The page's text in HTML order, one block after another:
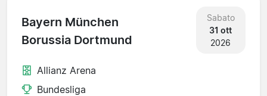
Bayern München
Borussia Dortmund
Sabato
31 ott
2026
Allianz Arena
Bundesliga